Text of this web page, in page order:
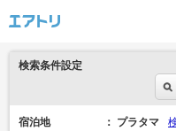
検索条件設定
宿泊地 プラタマ